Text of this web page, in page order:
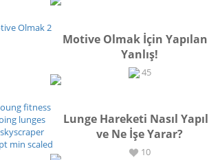
Motive Olmak İçin
Yanlış!
45
Lunge Hareketi Nasıl
ve Ne İşe Yarar?
10